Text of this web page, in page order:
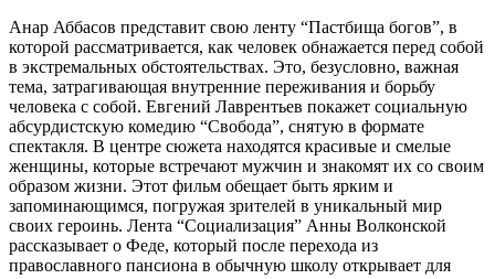
Анар Аббасов представит свою ленту “Пастбища богов”, в
которой рассматривается, как человек обнажается перед собой
в экстремальных обстоятельствах. Это, безусловно, важная
тема, затрагивающая внутренние переживания и борьбу
человека с собой. Евгений Лаврентьев покажет социальную
абсурдистскую комедию “Свобода”, снятую в формате
спектакля. В центре сюжета находятся красивые и смелые
женщины, которые встречают мужчин и знакомят их со своим
образом жизни. Этот фильм обещает быть ярким и
запоминающимся, погружая зрителей в уникальный мир
своих героинь. Лента “Социализация” Анны Волконской
рассказывает о Феде, который после перехода из
православного пансиона в обычную школу открывает для